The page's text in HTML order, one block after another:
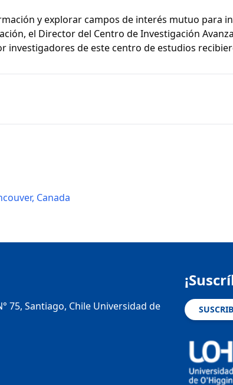
y explorar campos de interés mutuo para
el Director del Centro de Investigación
investigadores de este centro de estudios
Canada
75, Santiago, Chile Universidad de